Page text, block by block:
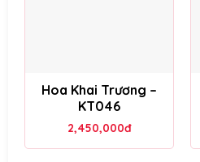
Hoa Khai Trương –
KT046
2,450,000đ